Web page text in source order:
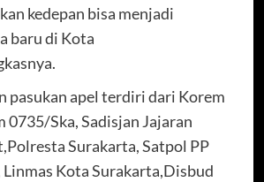
kedepan bisa menjadi
baru di Kota
pasukan apel terdiri dari Korem
Ska, Sadisjan Jajaran
Surakarta, Satpol PP
Kota Surakarta,Disbud